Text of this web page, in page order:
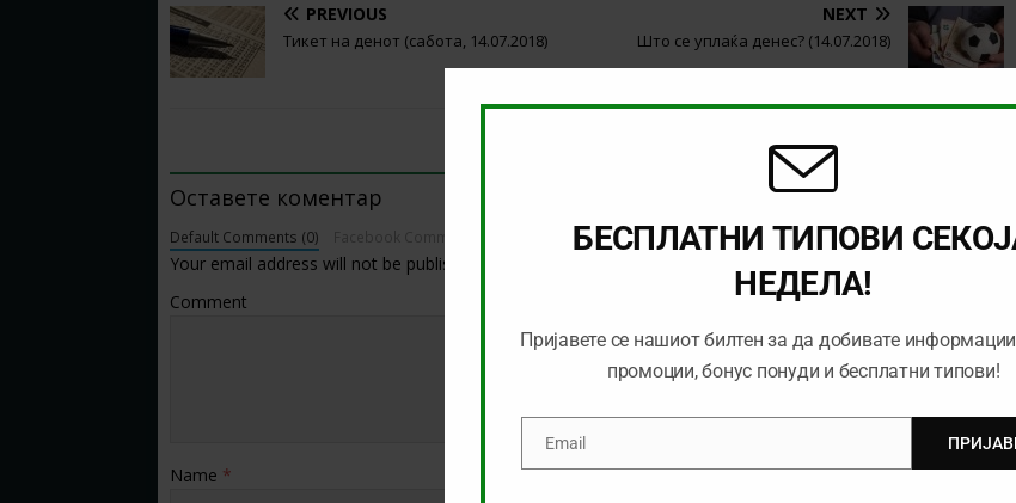
PREVIOUS
Тикет на денот (сабота, 14.07.2018)
NEXT
Што се уплаќа денес? (14.07.2018)
Оставете коментар
Default Comments (0)
Your email address will not be published.
Comment
Name *
БЕСПЛАТНИ ТИПОВИ
НЕДЕЛА!
Пријавете се нашиот билтен за да добивате
промоции, бонус понуди и бесплатни типови!
EmailEmail